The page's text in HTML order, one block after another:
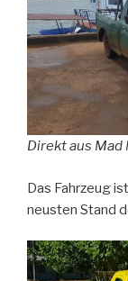
Direkt aus Mad
Das Fahrzeug
neusten Stand